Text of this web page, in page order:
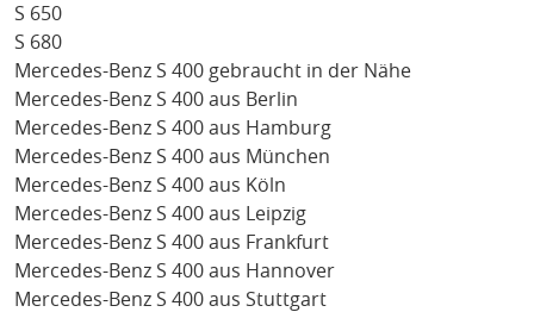
S 650
S 680
Mercedes-Benz S 400 gebraucht in der Nähe
Mercedes-Benz S 400 aus Berlin
Mercedes-Benz S 400 aus Hamburg
Mercedes-Benz S 400 aus München
Mercedes-Benz S 400 aus Köln
Mercedes-Benz S 400 aus Leipzig
Mercedes-Benz S 400 aus Frankfurt
Mercedes-Benz S 400 aus Hannover
Mercedes-Benz S 400 aus Stuttgart